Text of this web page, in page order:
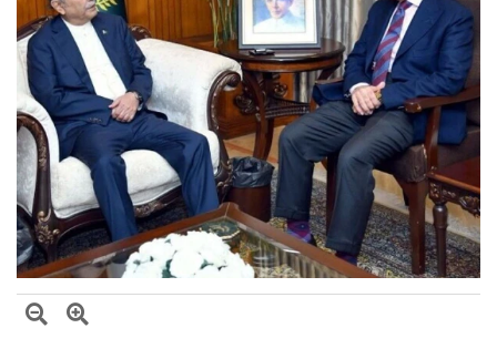
بلاول بھٹو کا آزاد کشمیر انتخابات پر دھاندلی کا الزام، ن لیگ پر سخت تنقید
ایران اور امریکہ کے درمیان ثالثی میں پاکستان کا اہم کردار، ایرانی ترجمان اسماعیل
بقائی کا دعویٰ
وزیراعظم شہباز شریف کی ملک ظہیر اقبال چنڑ سے تعزیت، ملک اقبال چنڑ
کی خدمات کو خراجِ عقیدت